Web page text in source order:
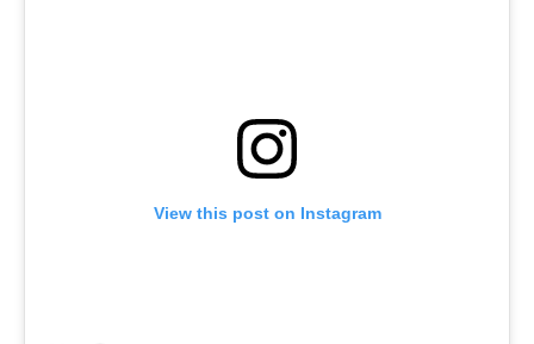
View this post on Instagram